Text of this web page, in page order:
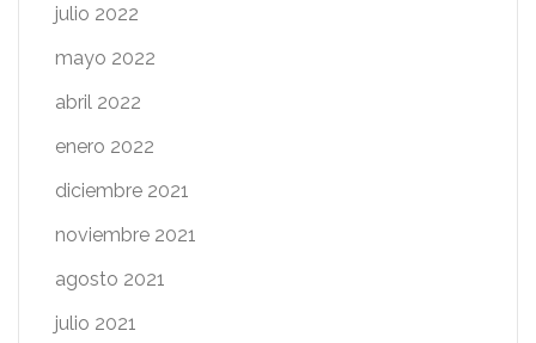
julio 2022
mayo 2022
abril 2022
enero 2022
diciembre 2021
noviembre 2021
agosto 2021
julio 2021